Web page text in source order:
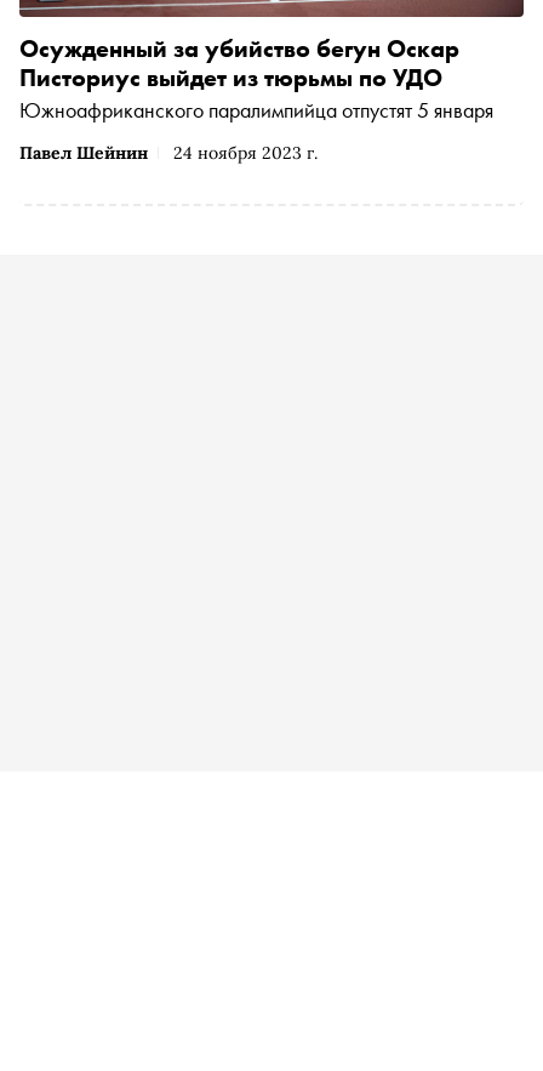
Павел Шейнин 24 ноября 2023 г.
Осужденный за убийство бегун Оскар
Писториус выйдет из тюрьмы по УДО
Южноафриканского паралимпийца отпустят 5 января